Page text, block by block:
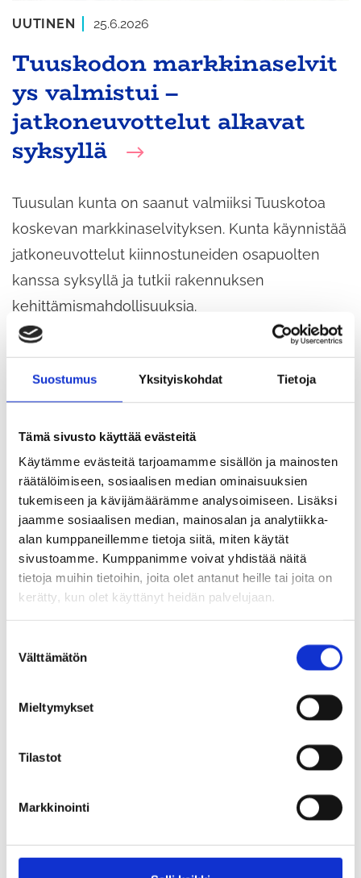
Suostumus Yksityiskohdat Tietoja
Tämä sivusto käyttää evästeitä
Käytämme evästeitä tarjoamamme sisällön ja mainosten
räätälöimiseen, sosiaalisen median ominaisuuksien
tukemiseen ja kävijämäärämme analysoimiseen. Lisäksi
jaamme sosiaalisen median, mainosalan ja analytiikka-
alan kumppaneillemme tietoja siitä, miten käytät
sivustoamme. Kumppanimme voivat yhdistää näitä
tietoja muihin tietoihin, joita olet antanut heille tai joita on
kerätty, kun olet käyttänyt heidän palvelujaan.
Välttämätön
Mieltymykset
Tilastot
Markkinointi
Tuuskodon markkinaselvit
ys valmistui –
jatkoneuvottelut alkavat
syksyllä
UUTINEN 25.6.2026
Tuusulan kunta on saanut valmiiksi Tuuskotoa
koskevan markkinaselvityksen. Kunta käynnistää
jatkoneuvottelut kiinnostuneiden osapuolten
kanssa syksyllä ja tutkii rakennuksen
kehittämismahdollisuuksia.
Tuusula myy huutokaupalla
kiinteistön Kirkkotieltä
Aattola-niminen kiinteistö myydään avoimella
Kohteessa järjestetään näyttö maanantaina 8.6.